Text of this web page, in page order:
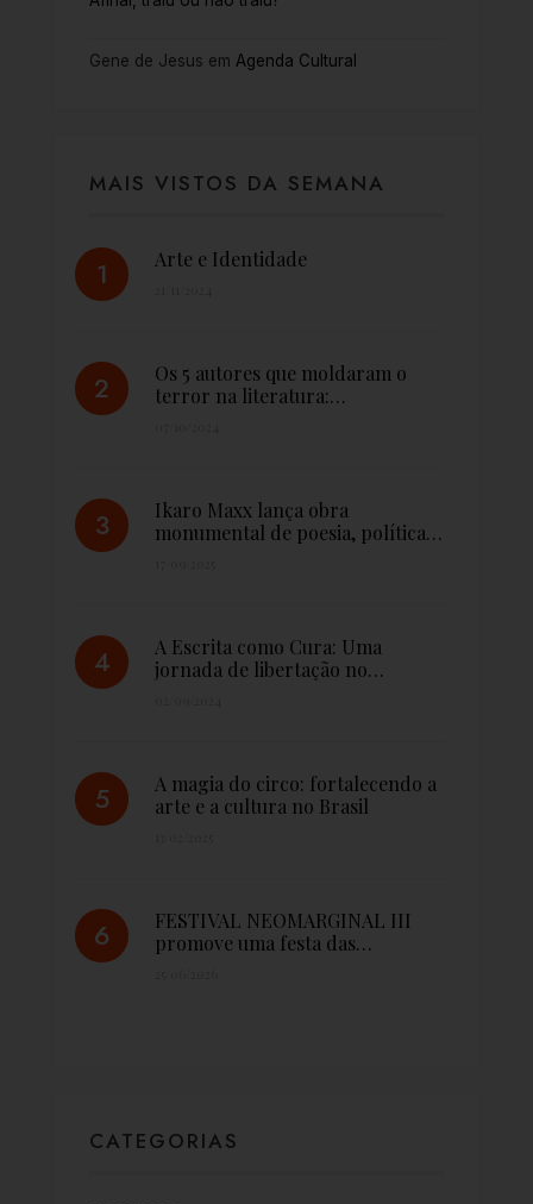
Gene de Jesus em Agenda Cultural
MAIS VISTOS DA SEMANA
Arte e Identidade
Os 5 autores que moldaram o
terror na literatura:…
Ikaro Maxx lança obra
monumental de poesia, política…
A Escrita como Cura: Uma
jornada de libertação no…
A magia do circo: fortalecendo a
arte e a cultura no Brasil
FESTIVAL NEOMARGINAL III
promove uma festa das…
CATEGORIAS